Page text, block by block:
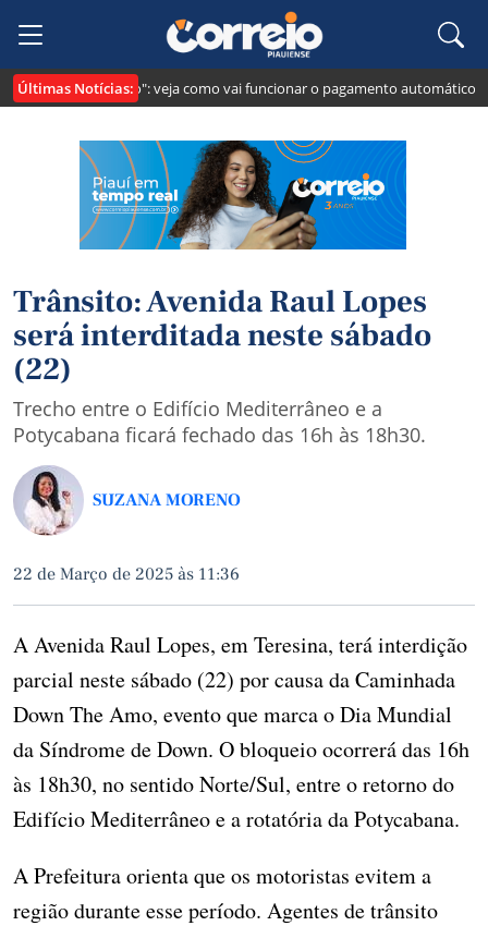
Últimas Notícias:
cria o "Pix Pensão": veja como vai funcionar o pagamento automático da
Trânsito: Avenida Raul Lopes
será interditada neste sábado
(22)
Trecho entre o Edifício Mediterrâneo e a
Potycabana ficará fechado das 16h às 18h30.
SUZANA MORENO
22 de Março de 2025 às 11:36
A Avenida Raul Lopes, em Teresina, terá interdição
parcial neste sábado (22) por causa da Caminhada
Down The Amo, evento que marca o Dia Mundial
da Síndrome de Down. O bloqueio ocorrerá das 16h
às 18h30, no sentido Norte/Sul, entre o retorno do
Edifício Mediterrâneo e a rotatória da Potycabana.
A Prefeitura orienta que os motoristas evitem a
região durante esse período. Agentes de trânsito